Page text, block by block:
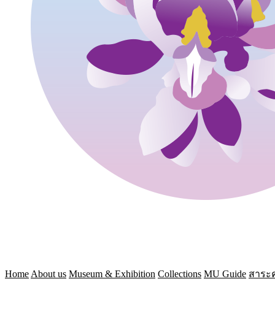
Home About us Museum & Exhibition Collections MU Guide สาระ